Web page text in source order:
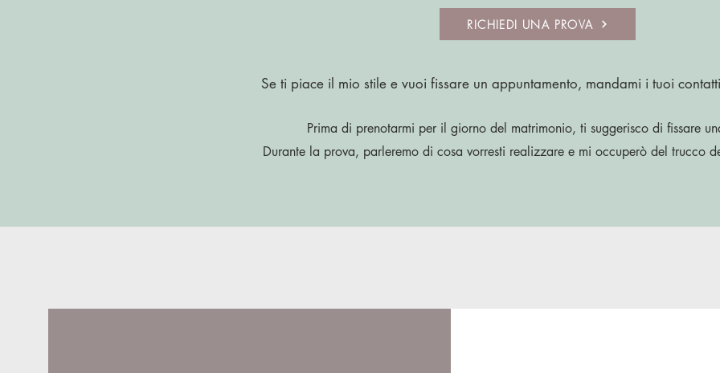
RICHIEDI UNA PROVA
Se ti piace il mio stile e vuoi fissare un appuntamento, mandami i tuoi
Prima di prenotarmi per il giorno del matrimonio, ti suggerisco di fissare
Durante la prova, parleremo di cosa vorresti realizzare e mi occuperò del trucco